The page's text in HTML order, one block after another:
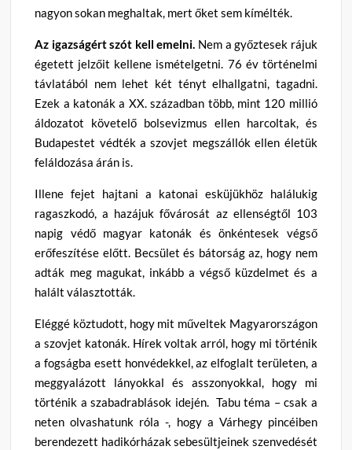
nagyon sokan meghaltak, mert őket sem kímélték.
Az igazságért szót kell emelni. Nem a győztesek rájuk
égetett jelzőit kellene ismételgetni. 76 év történelmi
távlatából nem lehet két tényt elhallgatni, tagadni.
Ezek a katonák a XX. században több, mint 120 millió
áldozatot követelő bolsevizmus ellen harcoltak, és
Budapestet védték a szovjet megszállók ellen életük
feláldozása árán is.
Illene fejet hajtani a katonai esküjükhöz halálukig
ragaszkodó, a hazájuk fővárosát az ellenségtől 103
napig védő magyar katonák és önkéntesek végső
erőfeszítése előtt. Becsület és bátorság az, hogy nem
adták meg magukat, inkább a végső küzdelmet és a
halált választották.
Eléggé köztudott, hogy mit műveltek Magyarországon
a szovjet katonák. Hírek voltak arról, hogy mi történik
a fogságba esett honvédekkel, az elfoglalt területen, a
meggyalázott lányokkal és asszonyokkal, hogy mi
történik a szabadrablások idején. Tabu téma – csak a
neten olvashatunk róla -, hogy a Várhegy pincéiben
berendezett hadikórházak sebesültjeinek szenvedését